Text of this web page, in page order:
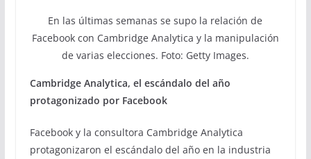
En las últimas semanas se supo la relación de
Facebook con Cambridge Analytica y la manipulación
de varias elecciones. Foto: Getty Images.
Cambridge Analytica, el escándalo del año
protagonizado por Facebook
Facebook y la consultora Cambridge Analytica
protagonizaron el escándalo del año en la industria